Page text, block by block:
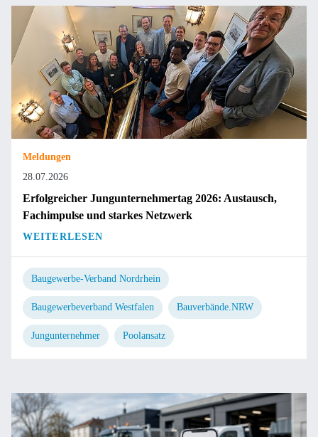
Meldungen
28.07.2026
Erfolgreicher Jungunternehmertag 2026: Austausch,
Fachimpulse und starkes Netzwerk
WEITERLESEN
Baugewerbe-Verband Nordrhein
Baugewerbeverband Westfalen Bauverbände.NRW
Jungunternehmer Poolansatz